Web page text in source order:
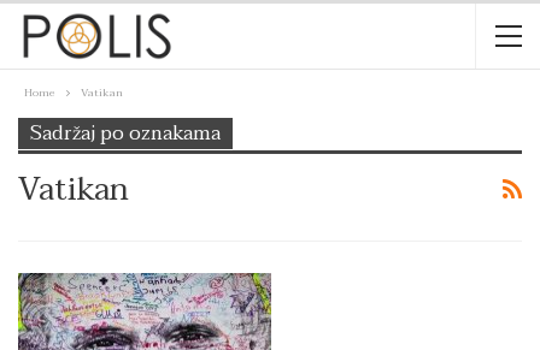
Home Vatikan
Sadržaj po oznakama
Vatikan